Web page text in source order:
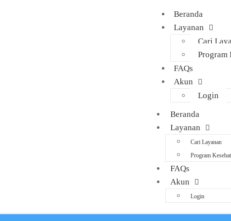
Beranda
Layanan
Cari
Program
FAQs
Akun
Login
Beranda
Layanan
Cari Layanan
Program
FAQs
Akun
Login